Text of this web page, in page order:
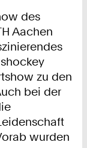
des
Aachen
zu den
bei der
wurden